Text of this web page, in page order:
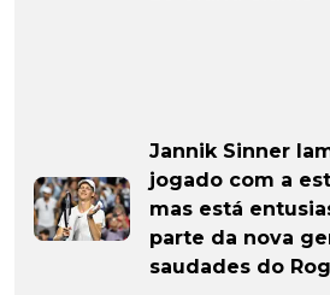
Jannik Sinner
jogado com a
mas está
parte da nova
saudades do